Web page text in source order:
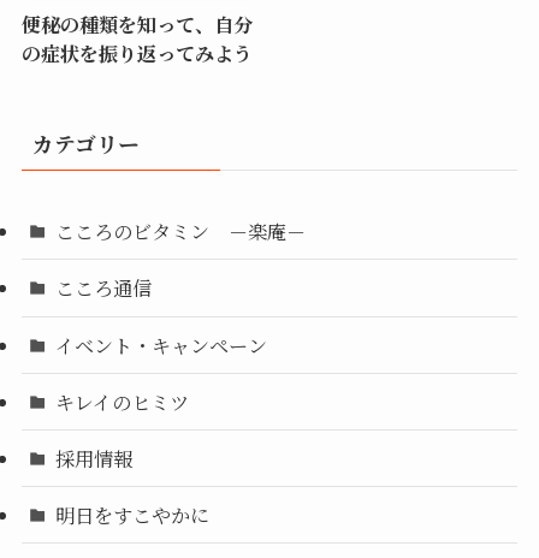
便秘の種類を知って、自分
の症状を振り返ってみよう
カテゴリー
こころのビタミン －楽庵－
こころ通信
イベント・キャンペーン
キレイのヒミツ
採用情報
明日をすこやかに